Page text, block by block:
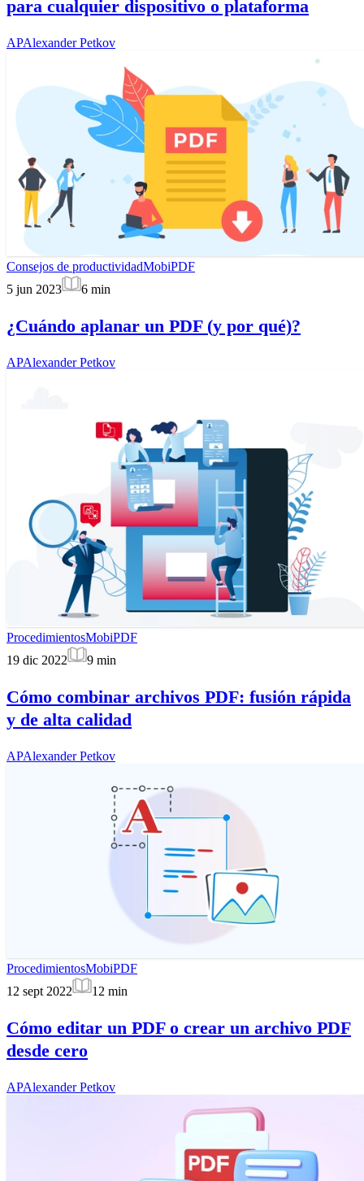
para cualquier dispositivo o plataforma
APAlexander Petkov
Consejos de productividadMobiPDF
5 jun 2023
6 min
¿Cuándo aplanar un PDF (y por qué)?
APAlexander Petkov
ProcedimientosMobiPDF
19 dic 2022
9 min
Cómo combinar archivos PDF: fusión rápida
y de alta calidad
APAlexander Petkov
ProcedimientosMobiPDF
12 sept 2022
12 min
Cómo editar un PDF o crear un archivo PDF
desde cero
APAlexander Petkov